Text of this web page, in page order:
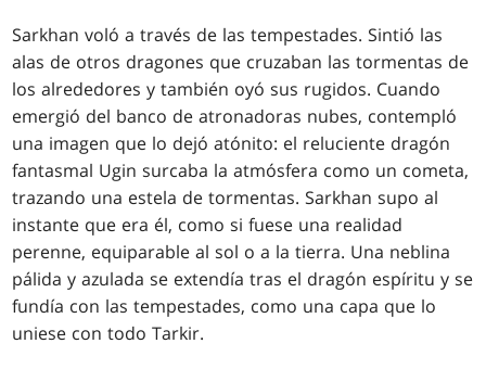
Sarkhan voló a través de las tempestades. Sintió las
alas de otros dragones que cruzaban las tormentas de
los alrededores y también oyó sus rugidos. Cuando
emergió del banco de atronadoras nubes, contempló
una imagen que lo dejó atónito: el reluciente dragón
fantasmal Ugin surcaba la atmósfera como un cometa,
trazando una estela de tormentas. Sarkhan supo al
instante que era él, como si fuese una realidad
perenne, equiparable al sol o a la tierra. Una neblina
pálida y azulada se extendía tras el dragón espíritu y se
fundía con las tempestades, como una capa que lo
uniese con todo Tarkir.